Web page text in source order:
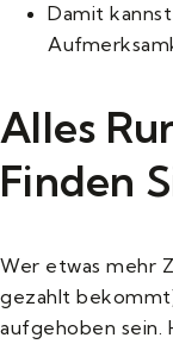
Damit
Alles
Finden
Wer etwas mehr
gezahlt
aufgehoben sein.